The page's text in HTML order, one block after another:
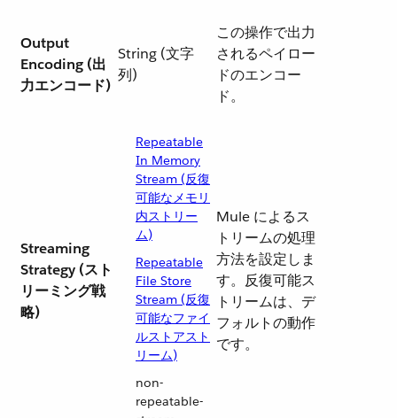
Output
Encoding (出
力エンコード)
String (文字
列)
この操作で出力
されるペイロー
ドのエンコー
ド。
Streaming
Strategy (スト
リーミング戦
略)
Repeatable
In Memory
Stream (反復
可能なメモリ
内ストリー
ム)
Repeatable
File Store
Stream (反復
可能なファイ
ルストアスト
リーム)
non-
repeatable-
Mule によるス
トリームの処理
方法を設定しま
す。反復可能ス
トリームは、デ
フォルトの動作
です。